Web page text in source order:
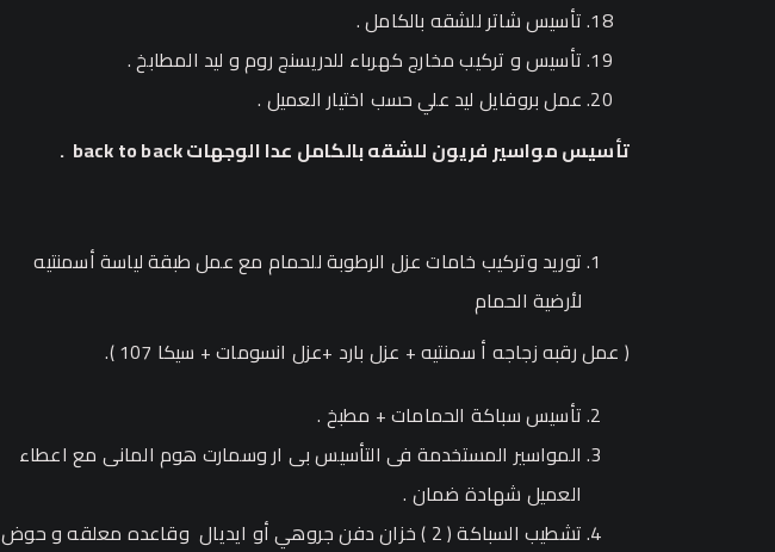
تأسيس شاتر للشقه بالكامل .
تأسيس و تركيب مخارج كهرباء للدريسنج روم و ليد المطابخ .
عمل بروفايل ليد علي حسب اختيار العميل .
تأسيس مواسير فريون للشقه بالكامل عدا الوجهات back to back .
توريد وتركيب خامات عزل الرطوبة للحمام مع عمل طبقة لياسة أسمنتيه
لأرضية الحمام
( عمل رقبه زجاجه أ سمنتيه + عزل بارد +عزل انسومات + سيكا 107 ).
تأسيس سباكة الحمامات + مطبخ .
المواسير المستخدمة فى التأسيس بى ار وسمارت هوم المانى مع اعطاء
العميل شهادة ضمان .
تشطيب السباكة ( 2 ) خزان دفن جروهي أو ايديال وقاعده معلقه و حوض